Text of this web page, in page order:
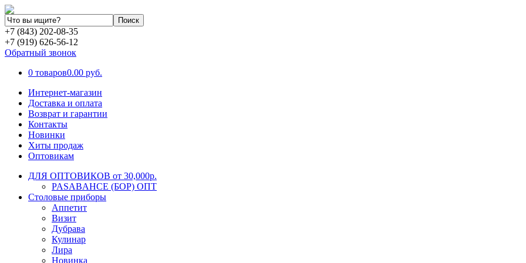
+7 (843) 202-08-35
+7 (919) 626-56-12
Обратный звонок
0 товаров0.00 руб.
Интернет-магазин
Доставка и оплата
Возврат и гарантии
Контакты
Новинки
Хиты продаж
Оптовикам
ДЛЯ ОПТОВИКОВ от 30,000р.
PASABAHCE (БОР) ОПТ
Столовые приборы
Аппетит
Визит
Дубрава
Кулинар
Лира
Новинка